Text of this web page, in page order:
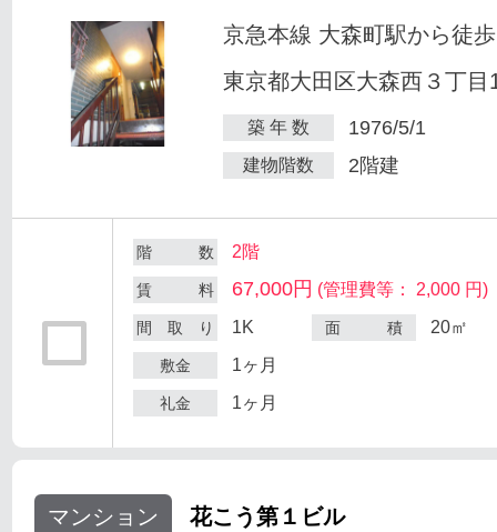
京急本線 大森町駅から徒
東京都大田区大森西３丁目
築 年 数 1976/5/1
建物階数 2階建
階 数 2階
賃 料 67,000円 (管理費等： 2,000 円)
間 取 り 1K 面 積 20㎡
敷金 1ヶ月
礼金 1ヶ月
マンション 花こう第１ビル